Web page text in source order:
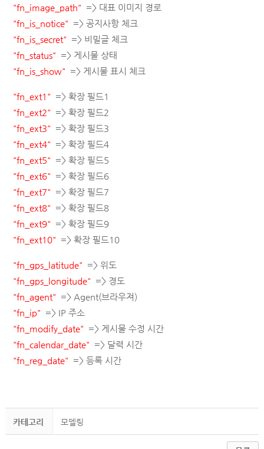
"fn_image_path" => 대표 이미지 경로
"fn_is_notice" => 공지사항 체크
"fn_is_secret" => 비밀글 체크
"fn_status" => 게시물 상태
"fn_is_show" => 게시물 표시 체크
"fn_ext1" => 확장 필드1
"fn_ext2" => 확장 필드2
"fn_ext3" => 확장 필드3
"fn_ext4" => 확장 필드4
"fn_ext5" => 확장 필드5
"fn_ext6" => 확장 필드6
"fn_ext7" => 확장 필드7
"fn_ext8" => 확장 필드8
"fn_ext9" => 확장 필드9
"fn_ext10" => 확장 필드10
"fn_gps_latitude" => 위도
"fn_gps_longitude" => 경도
"fn_agent" => Agent(브라우져)
"fn_ip" => IP 주소
"fn_modify_date" => 게시물 수정 시간
"fn_calendar_date" => 달력 시간
"fn_reg_date" => 등록 시간
카테고리 모델링